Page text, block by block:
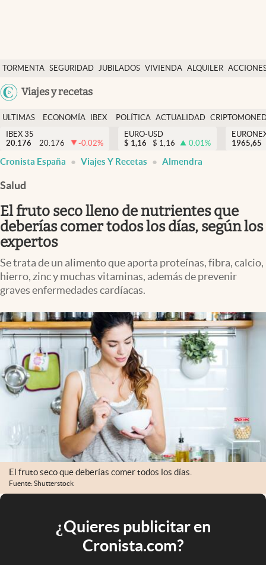
TORMENTA SEGURIDAD JUBILADOS VIVIENDA ALQUILER
USA
Viajes y recetas
Economía y finanzas
Política
Actualidad
Criptomonedas
España
ULTIMAS
NOTICIAS
ECONOMÍA
FINANZAS
IBEX
EURO
POLÍTICA ACTUALIDAD
IBEX 35
20.176
20.176 -0.02%
EURO-USD
$ 1,16 $ 1,16 0.01%
1965,65
Cronista España Viajes Y Recetas Almendra
Salud
El fruto seco lleno de nutrientes que
deberías comer todos los días, según los
expertos
Se trata de un alimento que aporta proteínas, fibra, calcio,
hierro, zinc y muchas vitaminas, además de prevenir
graves enfermedades cardíacas.
El fruto seco que deberías comer todos los días.
Fuente: Shutterstock
¿Quieres publicitar en
Cronista.com?